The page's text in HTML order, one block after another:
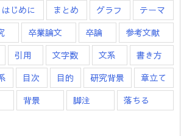
はじめに まとめ グラフ
テーマ
卒業論文 卒論
参考文献
引用 文字数 文系
書き方
目次 目的 研究背景
章立て
背景 脚注 落ちる